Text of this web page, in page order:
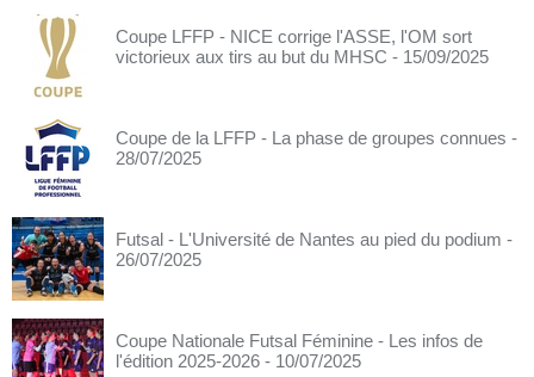
Coupe LFFP - NICE corrige l'ASSE, l'OM sort
victorieux aux tirs au but du MHSC - 15/09/2025
Coupe de la LFFP - La phase de groupes connues -
28/07/2025
Futsal - L'Université de Nantes au pied du podium -
26/07/2025
Coupe Nationale Futsal Féminine - Les infos de
l'édition 2025-2026 - 10/07/2025